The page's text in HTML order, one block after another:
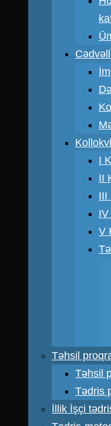
I
II
III
V
Təhsil
Təhsil
Tədris
İllik İşçi